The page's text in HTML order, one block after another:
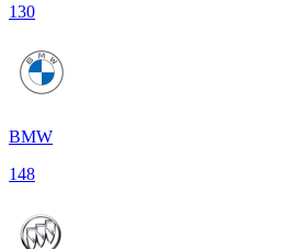
130
BMW
148